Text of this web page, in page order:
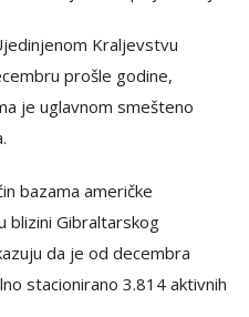
Kraljevstvu
prošle godine,
je uglavnom smešteno
bazama američke
blizini Gibraltarskog
da je od decembra
stacionirano 3.814 aktivnih